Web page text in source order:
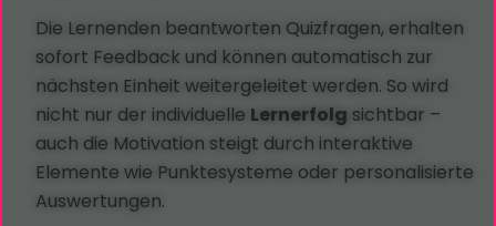
Die Lernenden beantworten Quizfragen, erhalten
sofort Feedback und können automatisch zur
nächsten Einheit weitergeleitet werden. So wird
nicht nur der individuelle Lernerfolg sichtbar –
auch die Motivation steigt durch interaktive
Elemente wie Punktesysteme oder personalisierte
Auswertungen.